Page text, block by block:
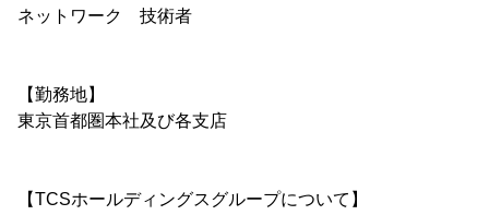
ネットワーク 技術者
【勤務地】
東京首都圏本社及び各支店
【TCSホールディングスグループについて】